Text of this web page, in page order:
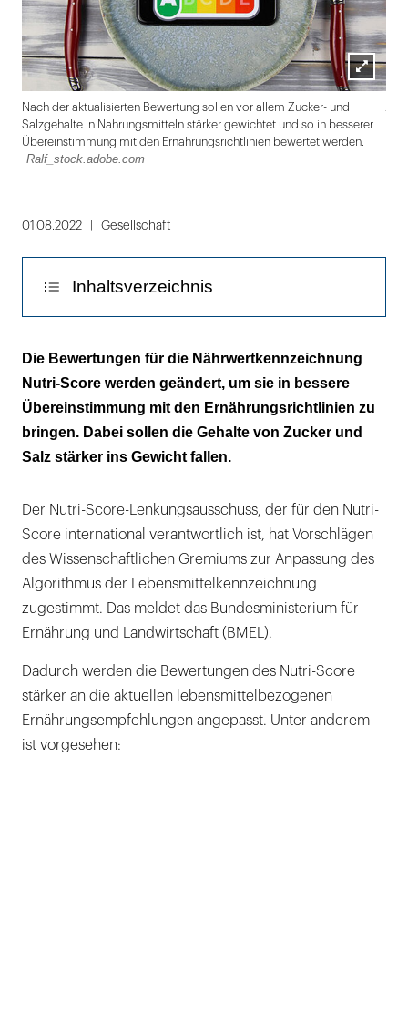
Lightbox
öffnen
Nach der aktualisierten Bewertung sollen vor allem Zucker- und
Salzgehalte in Nahrungsmitteln stärker gewichtet und so in besserer
Übereinstimmung mit den Ernährungsrichtlinien bewertet werden.
Ralf_stock.adobe.com
1
01.08.2022 Gesellschaft
Inhaltsverzeichnis
Ergebnisse für die Kategorie "Getränke" noch
in diesem Jahr
Die Bewertungen für die Nährwertkennzeichnung
Nutri-Score werden geändert, um sie in bessere
Übereinstimmung mit den Ernährungsrichtlinien zu
bringen. Dabei sollen die Gehalte von Zucker und
Salz stärker ins Gewicht fallen.
Der Nutri-Score-Lenkungsausschuss, der für den Nutri-
Score international verantwortlich ist, hat Vorschlägen
des Wissenschaftlichen Gremiums zur Anpassung des
Algorithmus der Lebensmittelkennzeichnung
zugestimmt. Das meldet das Bundesministerium für
Ernährung und Landwirtschaft (BMEL).
Dadurch werden die Bewertungen des Nutri-Score
stärker an die aktuellen lebensmittelbezogenen
Ernährungsempfehlungen angepasst. Unter anderem
ist vorgesehen: